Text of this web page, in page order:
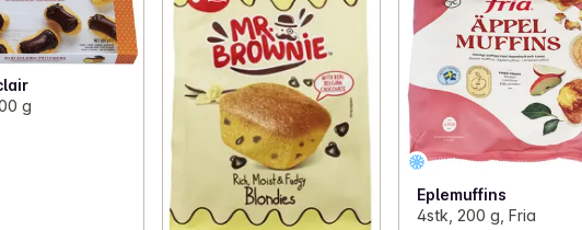
g
Eplemuffins
4stk, 200 g, Fria